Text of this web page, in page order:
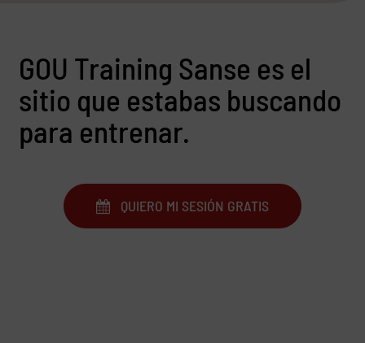
GOU Training Sanse es el
sitio que estabas buscando
para entrenar.
QUIERO MI SESIÓN GRATIS